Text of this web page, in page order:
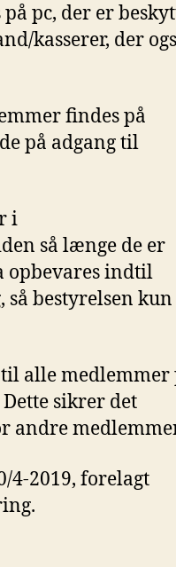
pc, der er
kasserer, der
findes på
på adgang til
i
så længe de er
opbevares indtil
bestyrelsen kun
til alle medlemmer
Dette sikrer det
andre
4-2019, forelagt